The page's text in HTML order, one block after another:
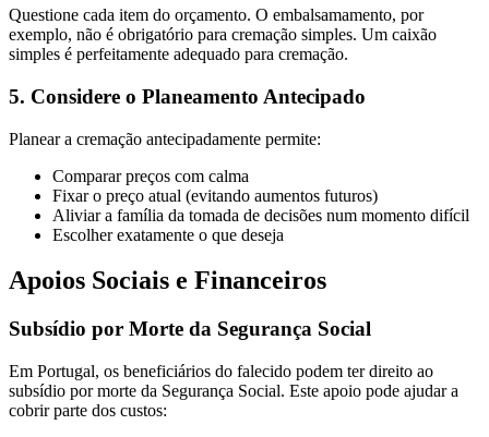
Questione cada item do orçamento. O embalsamamento, por
exemplo, não é obrigatório para cremação simples. Um caixão
simples é perfeitamente adequado para cremação.
5. Considere o Planeamento Antecipado
Planear a cremação antecipadamente permite:
Comparar preços com calma
Fixar o preço atual (evitando aumentos futuros)
Aliviar a família da tomada de decisões num momento difícil
Escolher exatamente o que deseja
Apoios Sociais e Financeiros
Subsídio por Morte da Segurança Social
Em Portugal, os beneficiários do falecido podem ter direito ao
subsídio por morte da Segurança Social. Este apoio pode ajudar a
cobrir parte dos custos: